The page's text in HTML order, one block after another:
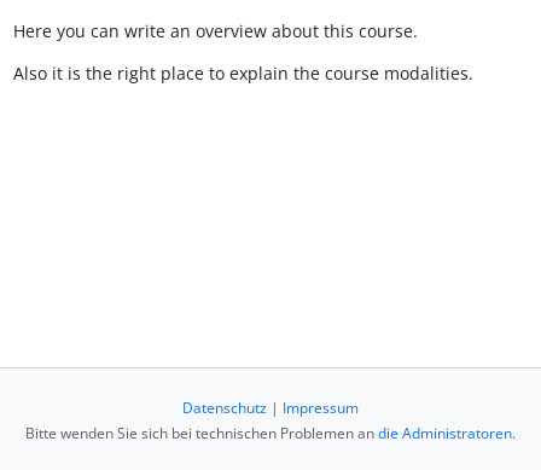
Here you can write an overview about this course.
Also it is the right place to explain the course modalities.
Datenschutz | Impressum
Bitte wenden Sie sich bei technischen Problemen andie Administratoren.